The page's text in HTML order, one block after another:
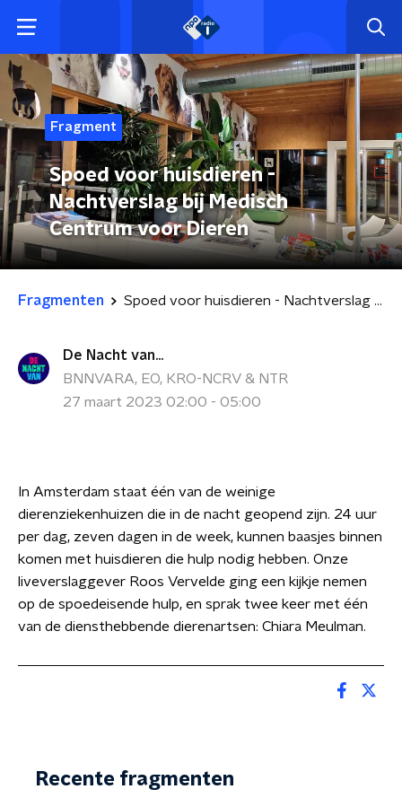
Fragment
Spoed voor huisdieren -
Nachtverslag bij Medisch
Centrum voor Dieren
Fragmenten Spoed voor huisdieren - Nachtverslag bij Medisch Centrum voor Dieren
De Nacht van...
BNNVARA, EO, KRO-NCRV & NTR
27 maart 2023 02:00 - 05:00
In Amsterdam staat één van de weinige
dierenziekenhuizen die in de nacht geopend zijn. 24 uur
per dag, zeven dagen in de week, kunnen baasjes binnen
komen met huisdieren die hulp nodig hebben. Onze
liveverslaggever Roos Vervelde ging een kijkje nemen
op de spoedeisende hulp, en sprak twee keer met één
van de diensthebbende dierenartsen: Chiara Meulman.
Recente fragmenten